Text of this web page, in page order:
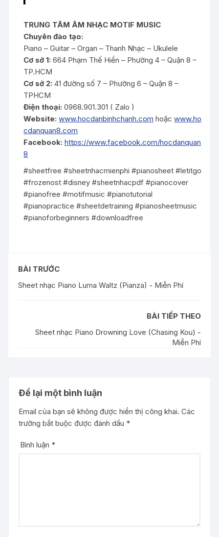
TRUNG TÂM ÂM NHẠC MOTIF MUSIC
Chuyên đào tạo:
Piano – Guitar – Organ – Thanh Nhạc – Ukulele
Cơ sở 1: 664 Phạm Thế Hiển – Phường 4 – Quận 8 –
TP.HCM
Cơ sở 2: 41 đường số 7 – Phường 6 – Quận 8 –
TPHCM
Điện thoại: 0968.901.301 ( Zalo )
Website: www.hocdanbinhchanh.com hoặcwww.ho
cdanquan8.com
Facebook: https://www.facebook.com/hocdanquan
8
#sheetfree #sheetnhacmienphi #pianosheet #letitgo
#frozenost #disney #sheetnhacpdf #pianocover
#pianofree #motifmusic #pianotutorial
#pianopractice #sheetdetraining #pianosheetmusic
#pianoforbeginners #downloadfree
BÀI TRƯỚC
Sheet nhạc Piano Luma Waltz (Pianza) - Miễn Phí
BÀI TIẾP THEO
Sheet nhạc Piano Drowning Love (Chasing Kou) -
Miễn Phí
Để lại một bình luận
Email của bạn sẽ không được hiển thị công khai. Các
trường bắt buộc được đánh dấu *
Bình luận *